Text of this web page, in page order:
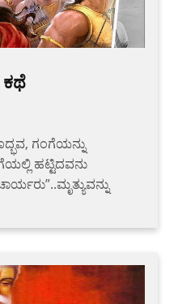
ಕಥೆ
ಗಂಗೆಯನ್ನು
ಹಟ್ಟಿದವನು